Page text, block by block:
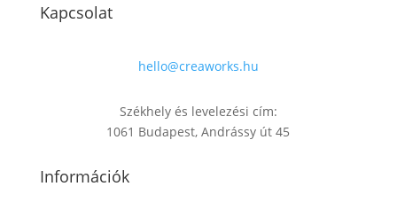
Kapcsolat
hello@creaworks.hu
Székhely és levelezési cím:
1061 Budapest, Andrássy út 45
Információk